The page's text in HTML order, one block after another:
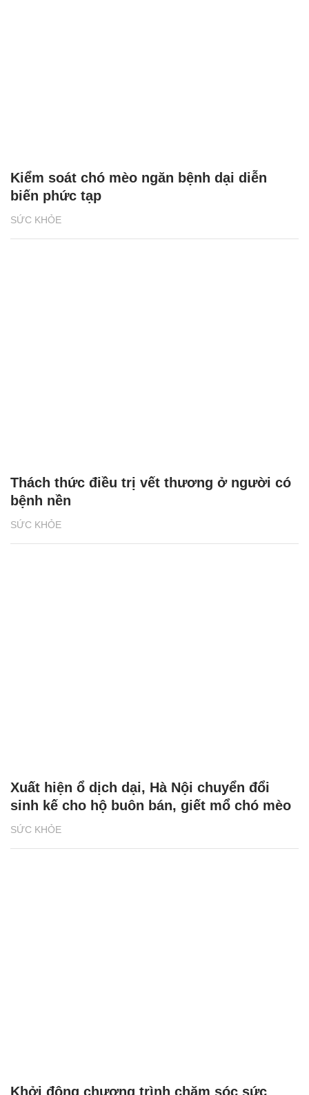
SỨC KHỎE
Kiểm soát chó mèo ngăn bệnh dại diễn
biến phức tạp
SỨC KHỎE
Thách thức điều trị vết thương ở người có
bệnh nền
SỨC KHỎE
Xuất hiện ổ dịch dại, Hà Nội chuyển đổi
sinh kế cho hộ buôn bán, giết mổ chó mèo
Khởi động chương trình chăm sóc sức